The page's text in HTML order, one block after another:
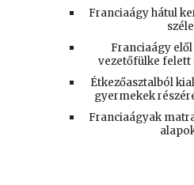
Franciaágy hátul
Franciaágy
vezetőfülke felett
Étkezőasztalból
gyermekek
Franciaágyak